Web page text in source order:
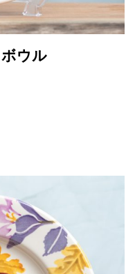
ウル